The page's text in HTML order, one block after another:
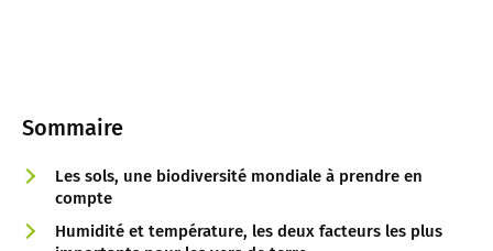
Sommaire
Les sols, une biodiversité mondiale à prendre en
compte
Humidité et température, les deux facteurs les plus